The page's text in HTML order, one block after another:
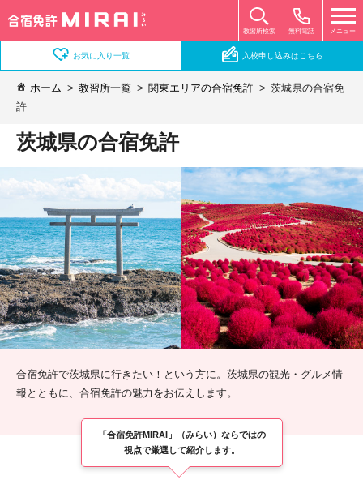
無料電話
教習所検索 メニュー
お気に入り一覧 入校申し込みはこちら
ホーム 教習所一覧 関東エリアの合宿免許
茨城県の合宿免
許
茨城県の合宿免許
合宿免許で茨城県に行きたい！という方に。 茨城県の観光・グルメ情
報とともに、合宿免許の魅力をお伝えします。
「合宿免許MIRAI」（みらい）ならではの
視点で厳選して紹介します。